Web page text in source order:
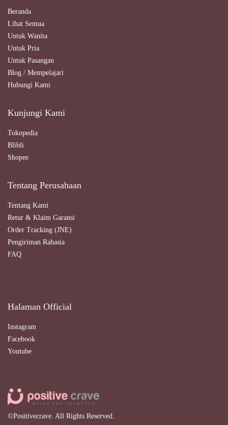
Beranda
Lihat Semua
Untuk Wanita
Untuk Pria
Untuk Pasangan
Blog / Mempelajari
Hubungi Kami
Kunjungi Kami
Tokopedia
Blibli
Shopee
Tentang Perusahaan
Tentang Kami
Retur & Klaim Garansi
Order Tracking (JNE)
Pengiriman Rahasia
FAQ
Halaman Official
Instagram
Facebook
Youtube
©Positivecrave. All Rights Reserved.